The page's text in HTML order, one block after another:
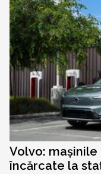
Volvo:
încărcate la